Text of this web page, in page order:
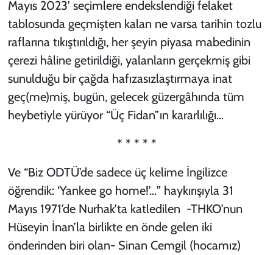
Mayıs 2023’ seçimlere endekslendiği felaket
tablosunda geçmişten kalan ne varsa tarihin tozlu
raflarına tıkıştırıldığı, her şeyin piyasa mabedinin
çerezi hâline getirildiği, yalanların gerçekmiş gibi
sunulduğu bir çağda hafızasızlaştırmaya inat
geç(me)miş, bugün, gelecek güzergâhında tüm
heybetiyle yürüyor “Üç Fidan”ın kararlılığı…
* * * * *
Ve “Biz ODTÜ’de sadece üç kelime İngilizce
öğrendik: ‘Yankee go home!’…” haykırışıyla 31
Mayıs 1971’de Nurhak’ta katledilen -THKO’nun
Hüseyin İnan’la birlikte en önde gelen iki
önderinden biri olan- Sinan Cemgil (hocamız)